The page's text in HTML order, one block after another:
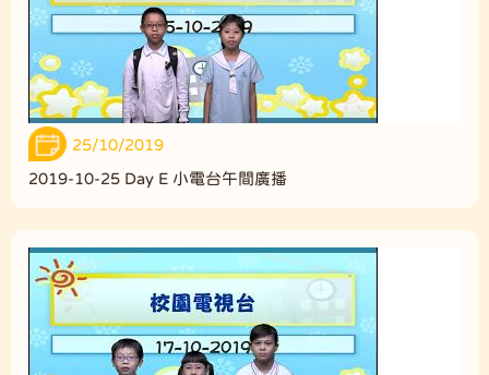
25/10/2019
2019-10-25 Day E 小電台午間廣播